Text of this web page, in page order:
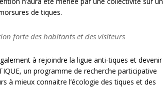
de tiques.
forte des habitants et des visiteurs
à rejoindre la ligue anti-tiques et devenir
un programme de recherche participative
à mieux connaitre l’écologie des tiques et des